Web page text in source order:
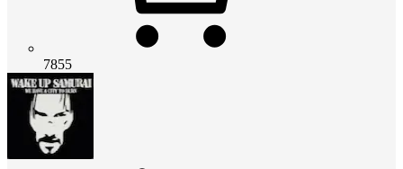
7855